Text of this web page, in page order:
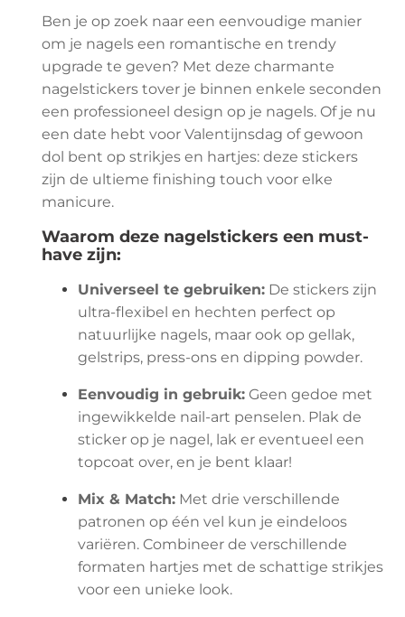
Ben je op zoek naar een eenvoudige manier
om je nagels een romantische en trendy
upgrade te geven? Met deze charmante
nagelstickers tover je binnen enkele seconden
een professioneel design op je nagels. Of je nu
een date hebt voor Valentijnsdag of gewoon
dol bent op strikjes en hartjes: deze stickers
zijn de ultieme finishing touch voor elke
manicure.
Waarom deze nagelstickers een must-
have zijn:
Universeel te gebruiken: De stickers zijn
ultra-flexibel en hechten perfect op
natuurlijke nagels, maar ook op gellak,
gelstrips, press-ons en dipping powder.
Eenvoudig in gebruik: Geen gedoe met
ingewikkelde nail-art penselen. Plak de
sticker op je nagel, lak er eventueel een
topcoat over, en je bent klaar!
Mix & Match: Met drie verschillende
patronen op één vel kun je eindeloos
variëren. Combineer de verschillende
formaten hartjes met de schattige strikjes
voor een unieke look.